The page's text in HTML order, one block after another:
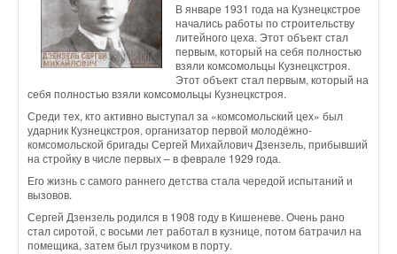
В январе 1931 года на Кузнецкстрое
начались работы по строительству
литейного цеха. Этот объект стал
первым, который на себя полностью
взяли комсомольцы Кузнецкстроя.
Этот объект стал первым, который на
себя полностью взяли комсомольцы Кузнецкстроя.
Среди тех, кто активно выступал за «комсомольский цех» был
ударник Кузнецкстроя, организатор первой молодёжно-
комсомольской бригады Сергей Михайлович Дзензель, прибывший
на стройку в числе первых – в феврале 1929 года.
Его жизнь с самого раннего детства стала чередой испытаний и
вызовов.
Сергей Дзензель родился в 1908 году в Кишеневе. Очень рано
стал сиротой, с восьми лет работал в кузнице, потом батрачил на
помещика, затем был грузчиком в порту.